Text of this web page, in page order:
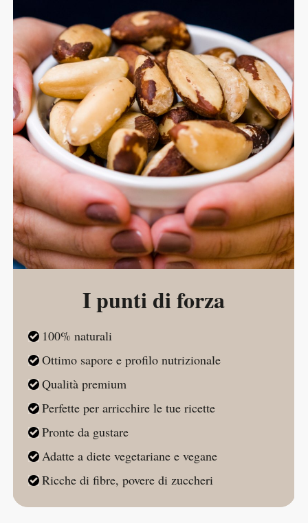
I punti di forza
100% naturali
Ottimo sapore e profilo nutrizionale
Qualità premium
Perfette per arricchire le tue ricette
Pronte da gustare
Adatte a diete vegetariane e vegane
Ricche di fibre, povere di zuccheri